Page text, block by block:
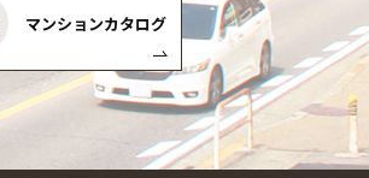
マンションカタログ